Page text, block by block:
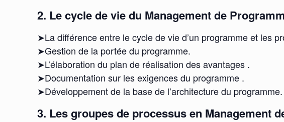
2. Le cycle de vie du Management de
➤La différence entre le cycle de vie d’un programme et les
➤Gestion de la portée du programme.
➤L’élaboration du plan de réalisation des avantages .
➤Documentation sur les exigences du programme .
➤Développement de la base de l’architecture du programme.
3. Les groupes de processus en Management